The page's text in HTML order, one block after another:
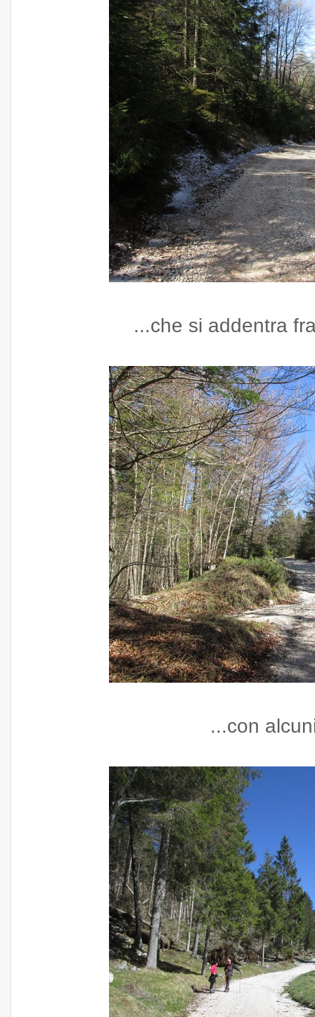
...che si addentra
...con